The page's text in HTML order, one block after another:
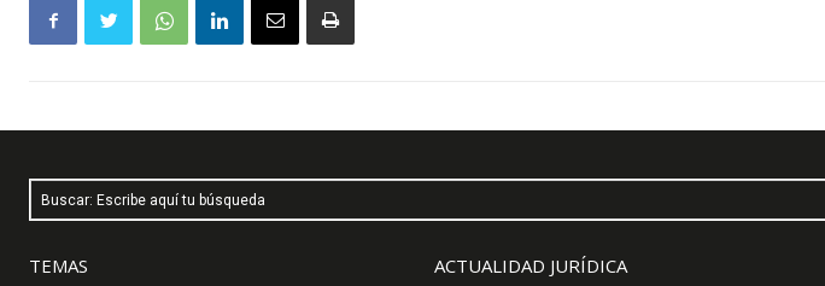
Buscar: Escribe aquí tu búsqueda
TEMAS ACTUALIDAD JURÍDICA